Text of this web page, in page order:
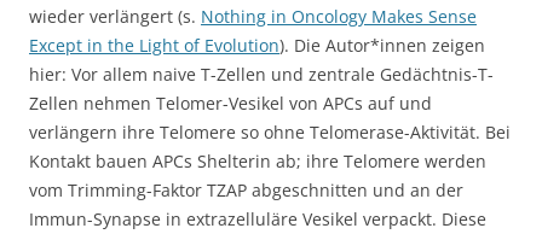
wieder verlängert (s. Nothing in Oncology Makes Sense
Except in the Light of Evolution). Die Autor*innen zeigen
hier: Vor allem naive T-Zellen und zentrale Gedächtnis-T-
Zellen nehmen Telomer-Vesikel von APCs auf und
verlängern ihre Telomere so ohne Telomerase-Aktivität. Bei
Kontakt bauen APCs Shelterin ab; ihre Telomere werden
vom Trimming-Faktor TZAP abgeschnitten und an der
Immun-Synapse in extrazelluläre Vesikel verpackt. Diese